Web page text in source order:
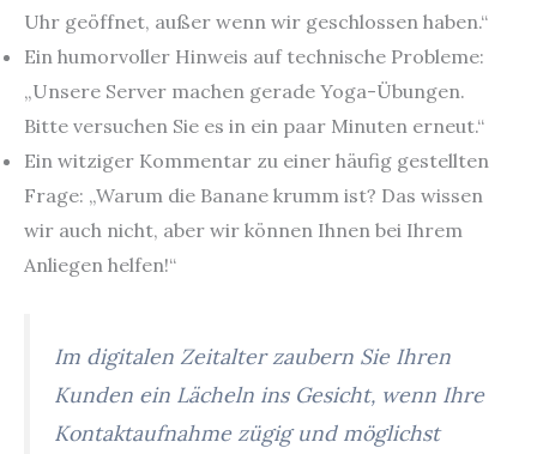
Uhr geöffnet, außer wenn wir geschlossen haben.“
Ein humorvoller Hinweis auf technische Probleme:
„Unsere Server machen gerade Yoga-Übungen.
Bitte versuchen Sie es in ein paar Minuten erneut.“
Ein witziger Kommentar zu einer häufig gestellten
Frage: „Warum die Banane krumm ist? Das wissen
wir auch nicht, aber wir können Ihnen bei Ihrem
Anliegen helfen!“
Im digitalen Zeitalter zaubern Sie Ihren
Kunden ein Lächeln ins Gesicht, wenn Ihre
Kontaktaufnahme zügig und möglichst